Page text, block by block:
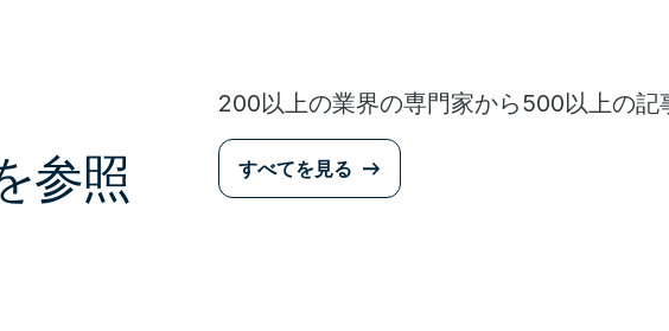
参照
200以上の業界の専門家から500以上の記
すべてを見る